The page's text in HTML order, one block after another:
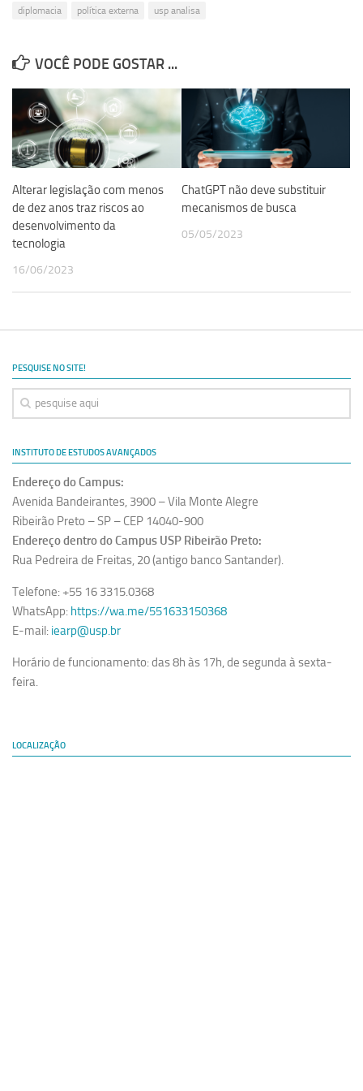
diplomacia
política externa usp analisa
VOCÊ PODE GOSTAR ...
Alterar legislação com menos
de dez anos traz riscos ao
desenvolvimento da
tecnologia
16/06/2023
ChatGPT não deve substituir
mecanismos de busca
05/05/2023
PESQUISE NO SITE!
INSTITUTO DE ESTUDOS AVANÇADOS
Endereço do Campus:
Avenida Bandeirantes, 3900 – Vila Monte Alegre
Ribeirão Preto – SP – CEP 14040-900
Endereço dentro do Campus USP Ribeirão Preto:
Rua Pedreira de Freitas, 20 (antigo banco Santander).
Telefone: +55 16 3315.0368
WhatsApp: https://wa.me/551633150368
E-mail: iearp@usp.br
Horário de funcionamento: das 8h às 17h, de segunda à sexta-
feira.
LOCALIZAÇÃO